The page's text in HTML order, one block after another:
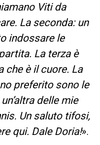
Viti da
La seconda: un
indossare le
La terza è
che è il cuore. La
preferito sono le
delle mie
Un saluto tifosi,
qui. Dale Doria!».